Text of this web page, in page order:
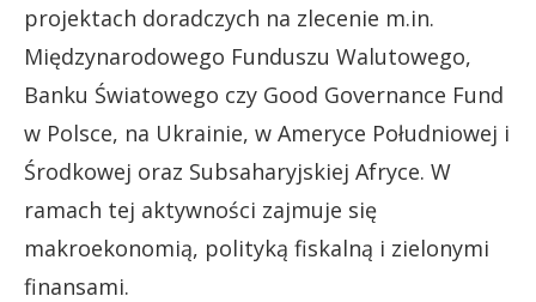
projektach doradczych na zlecenie m.in.
Międzynarodowego Funduszu Walutowego,
Banku Światowego czy Good Governance Fund
w Polsce, na Ukrainie, w Ameryce Południowej i
Środkowej oraz Subsaharyjskiej Afryce. W
ramach tej aktywności zajmuje się
makroekonomią, polityką fiskalną i zielonymi
finansami.